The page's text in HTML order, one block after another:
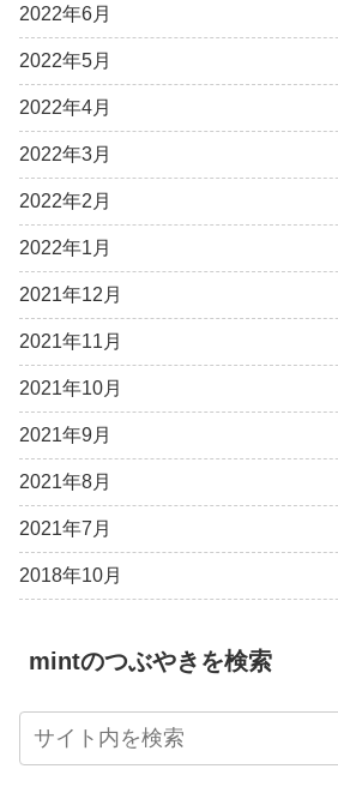
2022年6月
2022年5月
2022年4月
2022年3月
2022年2月
2022年1月
2021年12月
2021年11月
2021年10月
2021年9月
2021年8月
2021年7月
2018年10月
mintのつぶやきを検索